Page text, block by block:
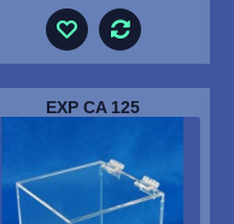
EXP CA 125